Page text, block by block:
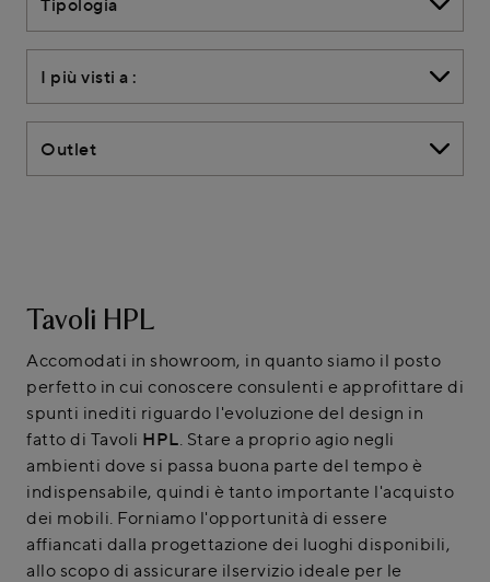
Tipologia
I più visti a :
Outlet
Tavoli HPL
Accomodati in showroom, in quanto siamo il posto
perfetto in cui conoscere consulenti e approfittare di
spunti inediti riguardo l'evoluzione del design in
fatto di Tavoli HPL. Stare a proprio agio negli
ambienti dove si passa buona parte del tempo è
indispensabile, quindi è tanto importante l'acquisto
dei mobili. Forniamo l'opportunità di essere
affiancati dalla progettazione dei luoghi disponibili,
allo scopo di assicurare ilservizio ideale per le